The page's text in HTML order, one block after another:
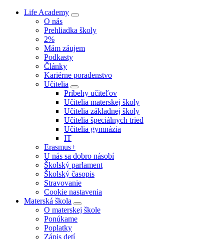
Life Academy
O nás
Prehliadka školy
2%
Mám záujem
Podkasty
Články
Kariérne poradenstvo
Učitelia
Príbehy učiteľov
Učitelia materskej školy
Učitelia základnej školy
Učitelia špeciálnych tried
Učitelia gymnázia
IT
Erasmus+
U nás sa dobro násobí
Školský parlament
Školský časopis
Stravovanie
Cookie nastavenia
Materská škola
O materskej škole
Ponúkame
Poplatky
Zápis detí